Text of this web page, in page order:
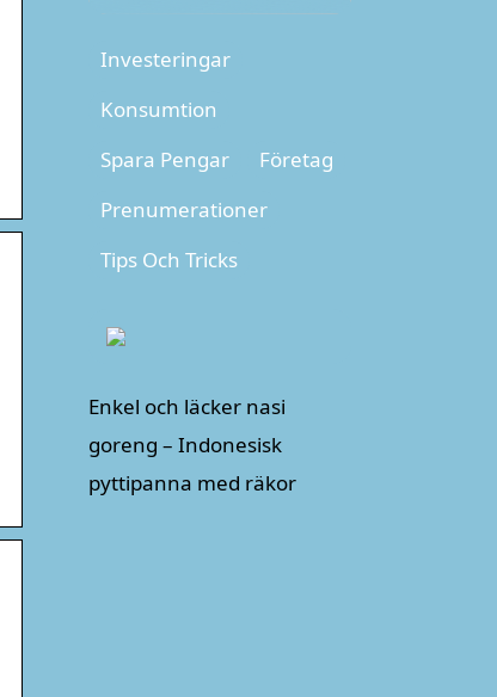
Investeringar
Konsumtion
Spara Pengar
Företag
Prenumerationer
Tips Och Tricks
Enkel och läcker nasi
goreng – Indonesisk
pyttipanna med räkor